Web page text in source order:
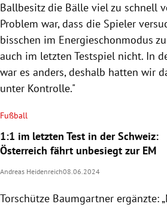
Ballbesitz die Bälle viel zu schnell
Problem war, dass die Spieler
bisschen im Energieschonmodus
auch im letzten Testspiel nicht. In
war es anders, deshalb hatten wir
unter Kontrolle."
Fußball
1:1 im letzten Test in der Schweiz:
Österreich fährt unbesiegt zur EM
Andreas Heidenreich08.06.2024
Torschütze Baumgartner ergänzte: